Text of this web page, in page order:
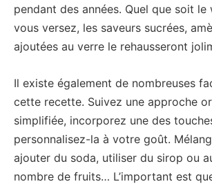
pendant des années. Quel que soit le
vous versez, les saveurs sucrées,
ajoutées au verre le rehausseront
Il existe également de nombreuses
cette recette. Suivez une approche
simplifiée, incorporez une des
personnalisez-la à votre goût.
ajouter du soda, utiliser du sirop ou
nombre de fruits… L’important est